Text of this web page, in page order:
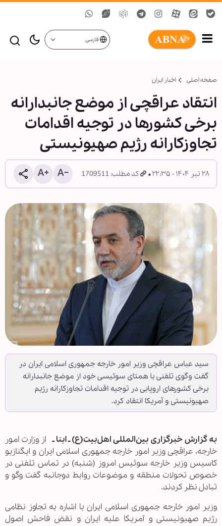
فارسی
صفحه اصلی اخبار ایران
انتقاد عراقچی از موضع جانبدارانه
برخی کشورها در توجیه اقدامات
تجاوزکارانه رژیم صهیونیستی
۲۸ تیر ۱۴۰۴ - ۲۲:۳۵ کد مطلب: 1709511
سید عباس عراقچی وزیر امور خارجه جمهوری اسلامی ایران در
گفت وگوی تلفنی با همتای سوئیسی خود از موضع جانبدارانه
برخی کشورهای اروپایی در توجیه اقدامات تجاوزکارانه رژیم
صهیونیستی و آمریکا انتقاد کرد.
به گزارش خبرگزاری بین‌المللی اهل‌بیت(ع) ـ ابنا ـ از وزارت امور
خارجه، عراقچی وزیر امور خارجه جمهوری اسلامی ایران و ایگنازیو
کاسیس وزیر خارجه سوئیس امروز (شنبه) در تماس تلفنی در
خصوص تحولات منطقه و موضوعات روابط دوجانبه گفت وگو و
تبادل نظر کردند.
وزیر امور خارجه جمهوری اسلامی ایران با اشاره به تجاوز نظامی
رژیم صهیونیستی و آمریکا علیه ایران و نقض فاحش اصول